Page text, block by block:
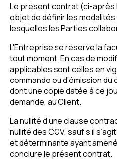
Le présent contrat (ci-après
objet de définir les
lesquelles les Parties
L'Entreprise se réserve la
tout moment. En cas de
applicables sont celles en
commande ou d’émission du
dont une copie datée à ce
demande, au Client.
La nullité d’une clause
nullité des CGV, sauf s’il
et déterminante ayant
conclure le présent contrat.